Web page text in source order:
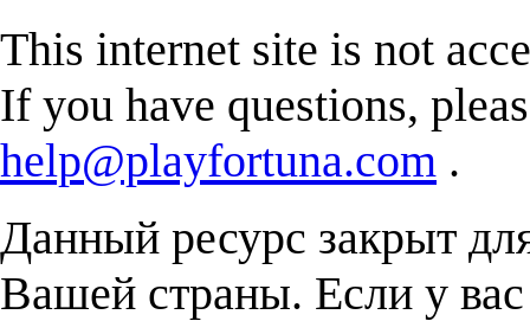
This internet site is not
If you have questions,
help@playfortuna.com .
Данный ресурс закрыт
Вашей страны. Если у